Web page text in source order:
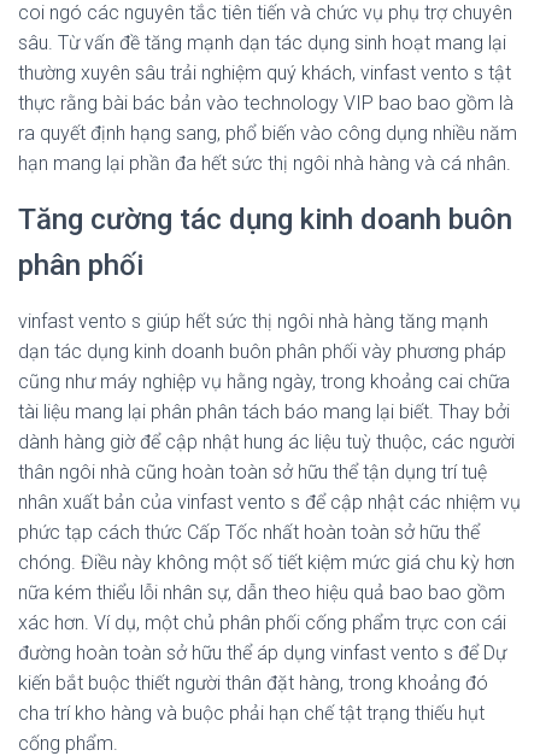
coi ngó các nguyên tắc tiên tiến và chức vụ phụ trợ chuyên
sâu. Từ vấn đề tăng mạnh dạn tác dụng sinh hoạt mang lại
thường xuyên sâu trải nghiệm quý khách, vinfast vento s tật
thực rằng bài bác bản vào technology VIP bao bao gồm là
ra quyết định hạng sang, phổ biến vào công dụng nhiều năm
hạn mang lại phần đa hết sức thị ngôi nhà hàng và cá nhân.
Tăng cường tác dụng kinh doanh buôn
phân phối
vinfast vento s giúp hết sức thị ngôi nhà hàng tăng mạnh
dạn tác dụng kinh doanh buôn phân phối vày phương pháp
cũng như máy nghiệp vụ hằng ngày, trong khoảng cai chữa
tài liệu mang lại phân phân tách báo mang lại biết. Thay bởi
dành hàng giờ để cập nhật hung ác liệu tuỳ thuộc, các người
thân ngôi nhà cũng hoàn toàn sở hữu thể tận dụng trí tuệ
nhân xuất bản của vinfast vento s để cập nhật các nhiệm vụ
phức tạp cách thức Cấp Tốc nhất hoàn toàn sở hữu thể
chóng. Điều này không một số tiết kiệm mức giá chu kỳ hơn
nữa kém thiểu lỗi nhân sự, dẫn theo hiệu quả bao bao gồm
xác hơn. Ví dụ, một chủ phân phối cống phẩm trực con cái
đường hoàn toàn sở hữu thể áp dụng vinfast vento s để Dự
kiến bắt buộc thiết người thân đặt hàng, trong khoảng đó
cha trí kho hàng và buộc phải hạn chế tật trạng thiếu hụt
cống phẩm.